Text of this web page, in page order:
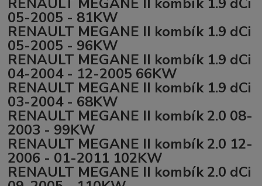
05-2005 - 81KW
RENAULT MEGANE II kombík 1.9 dCi
05-2005 - 96KW
RENAULT MEGANE II kombík 1.9 dCi
04-2004 - 12-2005 66KW
RENAULT MEGANE II kombík 1.9 dCi
03-2004 - 68KW
RENAULT MEGANE II kombík 2.0 08-
2003 - 99KW
RENAULT MEGANE II kombík 2.0 12-
2006 - 01-2011 102KW
RENAULT MEGANE II kombík 2.0 dCi